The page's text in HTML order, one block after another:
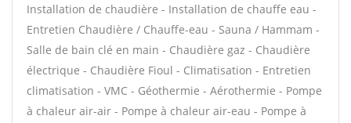
Installation de chaudière - Installation de chauffe eau -
Entretien Chaudière / Chauffe-eau - Sauna / Hammam -
Salle de bain clé en main - Chaudière gaz - Chaudière
électrique - Chaudière Fioul - Climatisation - Entretien
climatisation - VMC - Géothermie - Aérothermie - Pompe
à chaleur air-air - Pompe à chaleur air-eau - Pompe à